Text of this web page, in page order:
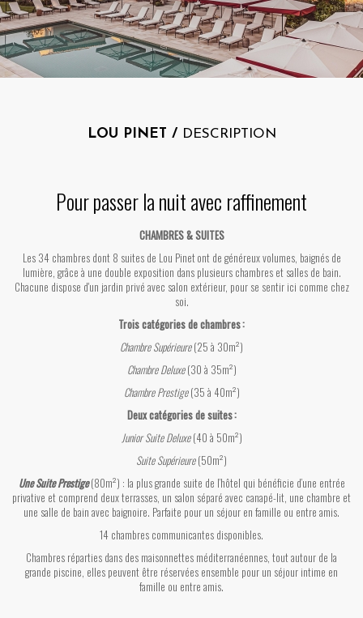
LOU PINET / DESCRIPTION
Pour passer la nuit avec raffinement
CHAMBRES & SUITES
Les 34 chambres dont 8 suites de Lou Pinet ont de généreux volumes, baignés de
lumière, grâce à une double exposition dans plusieurs chambres et salles de bain.
Chacune dispose d'un jardin privé avec salon extérieur, pour se sentir ici comme chez
soi.
Trois catégories de chambres :
Chambre Supérieure(25 à 30m²)
Chambre Deluxe(30 à 35m²)
Chambre Prestige(35 à 40m²)
Deux catégories de suites :
Junior Suite Deluxe(40 à 50m²)
Suite Supérieure(50m²)
Une Suite Prestige (80m²) : la plus grande suite de l’hôtel qui bénéficie d’une entrée
privative et comprend deux terrasses, un salon séparé avec canapé-lit, une chambre et
une salle de bain avec baignoire. Parfaite pour un séjour en famille ou entre amis.
14 chambres communicantes disponibles.
Chambres réparties dans des maisonnettes méditerranéennes, tout autour de la
grande piscine, elles peuvent être réservées ensemble pour un séjour intime en
famille ou entre amis.